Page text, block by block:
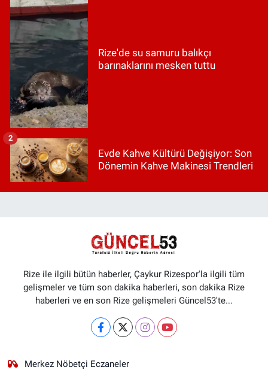
Rize'de su samuru balıkçı
barınaklarını mesken tuttu
Evde Kahve Kültürü Değişiyor: Son
Dönemin Kahve Makinesi Trendleri
2
Rize ile ilgili bütün haberler, Çaykur Rizespor'la ilgili tüm
gelişmeler ve tüm son dakika haberleri, son dakika Rize
haberleri ve en son Rize gelişmeleri Güncel53'te...
Merkez Nöbetçi Eczaneler